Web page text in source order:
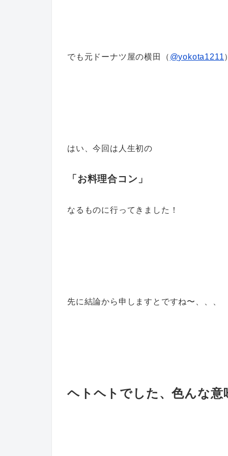
でも元ドーナツ屋の横田（ @yokota1211
はい、今回は人生初の
「お料理合コン」
なるものに行ってきました！
先に結論から申しますとですね〜、、、
ヘトヘトでした、色んな意